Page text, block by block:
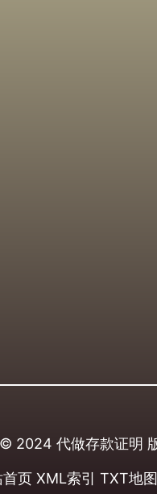
2024 代做存款证明
首页 XML索引 TXT地图